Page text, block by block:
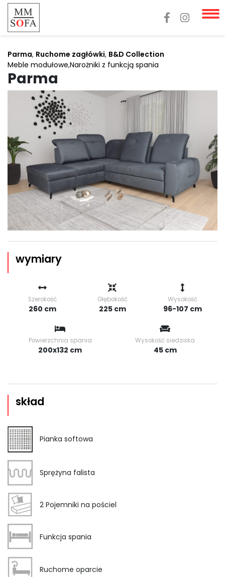
Parma, Ruchome zagłówki, B&D Collection
Meble modułowe,Narożniki z funkcją spania
Parma
wymiary
Szerokość
260 cm
Głębokość
225 cm
Wysokość
96-107 cm
Powierzchnia spania
200x132 cm
Wysokość siedziska
45 cm
skład
Pianka softowa
Sprężyna falista
2 Pojemniki na pościel
Funkcja spania
Ruchome oparcie